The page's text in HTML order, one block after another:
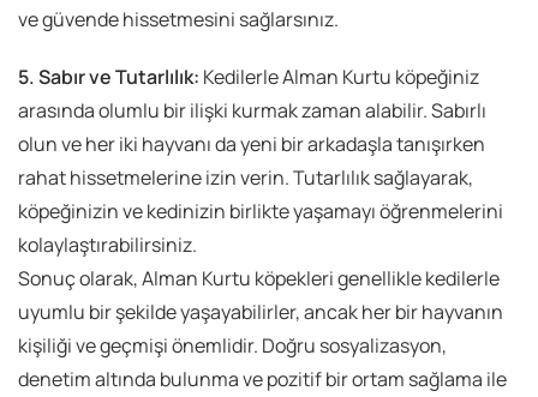
ve güvende hissetmesini sağlarsınız.
5. Sabır ve Tutarlılık: Kedilerle Alman Kurtu köpeğiniz
arasında olumlu bir ilişki kurmak zaman alabilir. Sabırlı
olun ve her iki hayvanı da yeni bir arkadaşla tanışırken
rahat hissetmelerine izin verin. Tutarlılık sağlayarak,
köpeğinizin ve kedinizin birlikte yaşamayı öğrenmelerini
kolaylaştırabilirsiniz.
Sonuç olarak, Alman Kurtu köpekleri genellikle kedilerle
uyumlu bir şekilde yaşayabilirler, ancak her bir hayvanın
kişiliği ve geçmişi önemlidir. Doğru sosyalizasyon,
denetim altında bulunma ve pozitif bir ortam sağlama ile